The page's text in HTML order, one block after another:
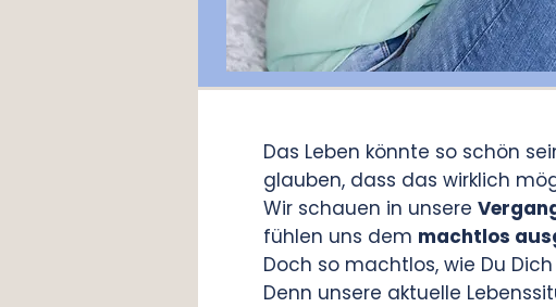
Das Leben könnte so schön
glauben, dass das wirklich
Wir schauen in unsere
fühlen uns dem machtlos
Doch so machtlos, wie Du
Denn unsere aktuelle